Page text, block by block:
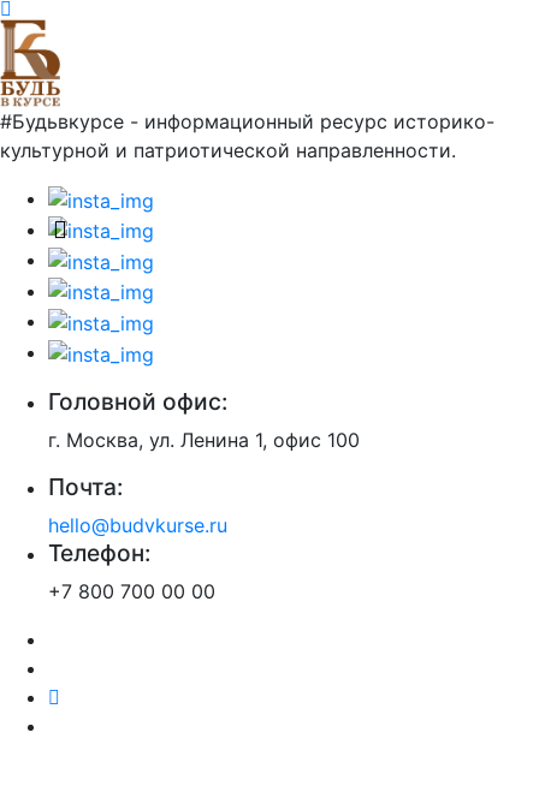
#Будьвкурсе - информационный ресурс историко-
культурной и патриотической направленности.
Головной офис:
г. Москва, ул. Ленина 1, офис 100
Почта:
hello@budvkurse.ru
Телефон:
+7 800 700 00 00